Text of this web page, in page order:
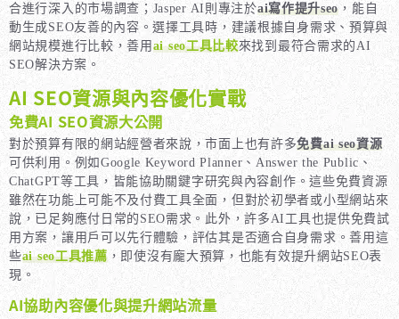
合進行深入的市場調查；Jasper AI則專注於ai寫作提升seo ，能自
動生成SEO友善的內容。選擇工具時，建議根據自身需求、預算與
網站規模進行比較，善用 ai seo工具比較來找到最符合需求的AI
SEO解決方案。
AI SEO資源與內容優化實戰
免費AI SEO資源大公開
對於預算有限的網站經營者來說，市面上也有許多免費ai seo資源
可供利用。例如Google Keyword Planner、Answer the Public、
ChatGPT等工具，皆能協助關鍵字研究與內容創作。這些免費資源
雖然在功能上可能不及付費工具全面，但對於初學者或小型網站來
說，已足夠應付日常的SEO需求。此外，許多AI工具也提供免費試
用方案，讓用戶可以先行體驗，評估其是否適合自身需求。善用這
些ai seo工具推薦，即使沒有龐大預算，也能有效提升網站SEO表
現。
AI協助內容優化與提升網站流量